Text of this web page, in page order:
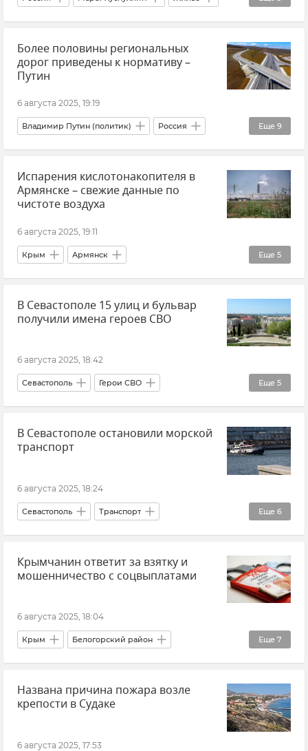
Новости Общество Строительство
Более половины региональных
дорог приведены к нормативу –
Путин
6 августа 2025, 19:19
Еще 9
Владимир Путин (политик) Россия
Ремонт дорог Новости
Новые регионы России События в Донбассе
Запорожская область
Луганская Народная Республика (ЛНР)
Испарения кислотонакопителя в
Армянске – свежие данные по
чистоте воздуха
6 августа 2025, 19:11
Еще 5
Крым Армянск
Завод "Крымский Титан"
Экология Минэкологии Крыма
В Севастополе 15 улиц и бульвар
получили имена героев СВО
6 августа 2025, 18:42
Еще 5
Севастополь Герои СВО
Городская среда Общество
Новости Севастополя Память Крым
В Севастополе остановили морской
транспорт
6 августа 2025, 18:24
Еще 6
Севастополь Транспорт
Общественный транспорт
Морской транспорт
Департамент транспорта Севастополя
Крымчанин ответит за взятку и
мошенничество с соцвыплатами
6 августа 2025, 18:04
Еще 7
Крым Белогорский район
Прокуратура Республики Крым
ГСУ СК России по Крыму и Севастополю
Названа причина пожара возле
крепости в Судаке
6 августа 2025, 17:53